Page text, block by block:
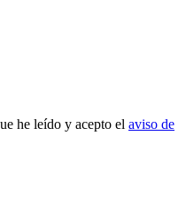
he leído y acepto el aviso de